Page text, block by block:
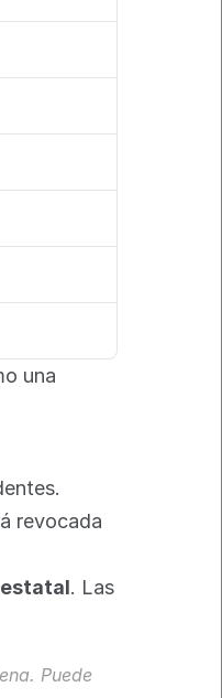
una
revocada
. Las